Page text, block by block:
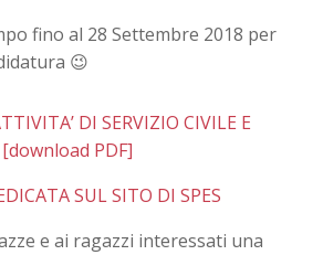
fino al 28 Settembre 2018 per
😉
DI SERVIZIO CIVILE E
[download PDF]
SUL SITO DI SPES
e ai ragazzi interessati una